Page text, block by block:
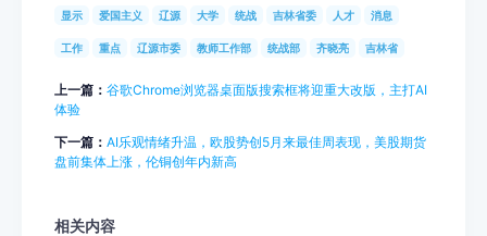
显示 爱国主义 辽源 大学 统战 吉林省委 人才 消息
工作 重点 辽源市委 教师工作部 统战部 齐晓亮 吉林省
上一篇： 谷歌Chrome浏览器桌面版搜索框将迎重大改版，主打AI
体验
下一篇： AI乐观情绪升温，欧股势创5月来最佳周表现，美股期货
盘前集体上涨，伦铜创年内新高
相关内容